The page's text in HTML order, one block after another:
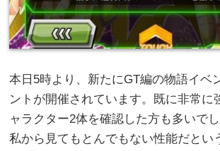
本日5時より、新たにGT編の物語イベ
ントが開催されています。既に非常に
ャラクター2体を確認した方も多いで
私から見てもとんでもない性能だとい